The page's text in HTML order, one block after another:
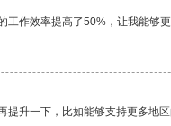
工作效率提高了50%，让我能够
提升一下，比如能够支持更多地